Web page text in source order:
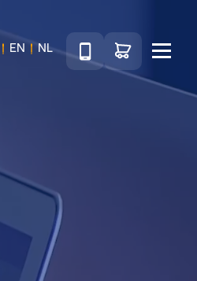
EN NL
TéléphoneAccéder au